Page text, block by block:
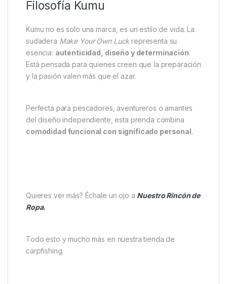
Filosofía Kumu
Kumu no es solo una marca, es un estilo de vida. La
sudadera Make Your Own Luckrepresenta su
esencia: autenticidad, diseño y determinación.
Está pensada para quienes creen que la preparación
y la pasión valen más que el azar.
Perfecta para pescadores, aventureros o amantes
del diseño independiente, esta prenda combina
comodidad funcional con significado personal.
Quieres ver más? Échale un ojo a Nuestro Rincón de
Ropa.
Todo esto y mucho más en nuestra tienda de
carpfishing.